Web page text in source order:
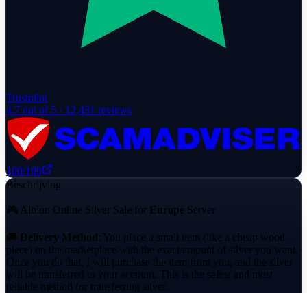
Trustpilot
4.7 out of 5 · 12,431 reviews
100/100
Beschrijving
🎮 Albion Online Silver Sale for Europe Server
🚚 Delivery Method: You place a small item (like a cheap wood
piece) on the marketplace with the exact amount of silver you want.
Once you do that, I will purchase the item from you, and the silver
will be transferred to your account. This is the safest and most
reliable method for transferring silver.